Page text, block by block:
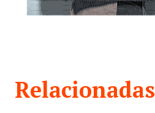
Relacionadas